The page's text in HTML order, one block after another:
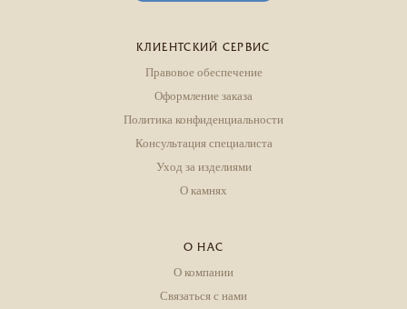
КЛИЕНТСКИЙ СЕРВИС
Правовое обеспечение
Оформление заказа
Политика конфиденциальности
Консультация специалиста
Уход за изделиями
О камнях
О НАС
О компании
Связаться с нами